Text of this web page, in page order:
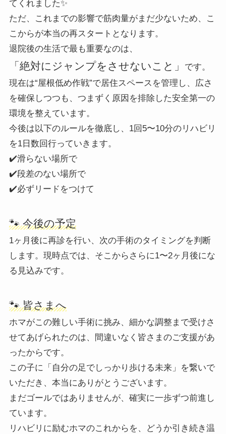
てくれました✨
ただ、これまでの影響で筋肉量がまだ少ないため、こ
こからが本当の再スタートとなります。
退院後の生活で最も重要なのは、
「絶対にジャンプをさせないこと」
です。
現在は“屋根低め作戦”で居住スペースを管理し、広さ
を確保しつつも、つまずく原因を排除した安全第一の
環境を整えています。
今後は以下のルールを徹底し、1回5〜10分のリハビリ
を1日数回行っていきます。
✔️滑らない場所で
✔️段差のない場所で
✔️必ずリードをつけて
🐾 今後の予定
1ヶ月後に再診を行い、次の手術のタイミングを判断
します。現時点では、そこからさらに1〜2ヶ月後にな
る見込みです。
🐾 皆さまへ
ホマがこの難しい手術に挑み、細かな調整まで受けさ
せてあげられたのは、間違いなく皆さまのご支援があ
ったからです。
この子に「自分の足でしっかり歩ける未来」を繋いで
いただき、本当にありがとうございます。
まだゴールではありませんが、確実に一歩ずつ前進し
ています。
リハビリに励むホマのこれからを、どうか引き続き温